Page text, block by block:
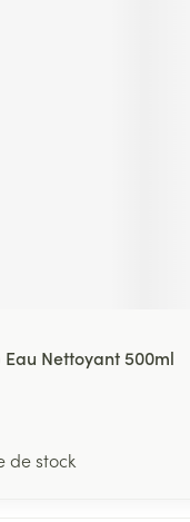
Eau Nettoyant 500ml
de stock